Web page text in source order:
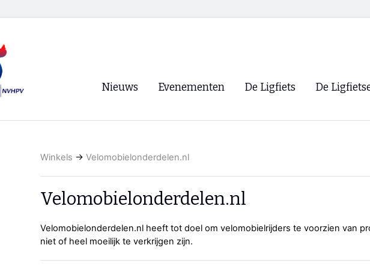
Nieuws
Archief
RSS
Evenementen
Paastreffen
CycleVision
De Ligfiets De
EHPVA &
Winkels → Velomobielonderdelen.nl
Velomobielonderdelen.nl
Velomobielonderdelen.nl heeft tot doel om velomobielrijders te voorzien van
niet of heel moeilijk te verkrijgen zijn.